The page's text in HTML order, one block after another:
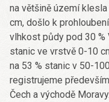
na většině území
cm, došlo k
vlhkost půdy pod 30 %
stanic ve vrstvě 0-10
na 53 % stanic v 50-
registrujeme
Čech a východě